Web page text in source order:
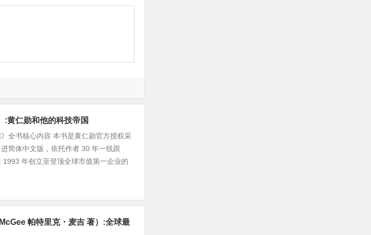
:黄仁勋和他的科技帝国
全书核心内容 本书是黄仁勋官方授权采
简体中文版，依托作者 30 年一线跟
年创立至登顶全球市值第一企业的
帕特里克・麦吉 著）:全球最